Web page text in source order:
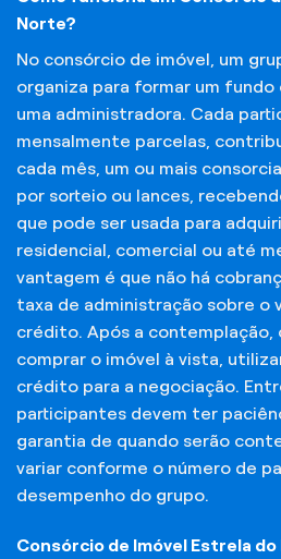
Norte?
No consórcio de imóvel, um
organiza para formar um
uma administradora. Cada
mensalmente parcelas,
cada mês, um ou mais
por sorteio ou lances,
que pode ser usada para
residencial, comercial ou até
vantagem é que não há
taxa de administração sobre o
crédito. Após a contemplação,
comprar o imóvel à vista,
crédito para a negociação.
participantes devem ter
garantia de quando serão
variar conforme o número de
desempenho do grupo.
Consórcio de Imóvel Estrela do